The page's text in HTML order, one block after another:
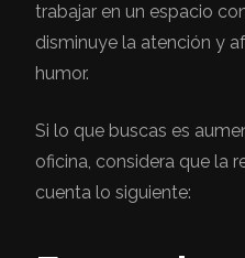
trabajar en un espacio
disminuye la atención y
humor.
Si lo que buscas es
oficina, considera que la
cuenta lo siguiente: